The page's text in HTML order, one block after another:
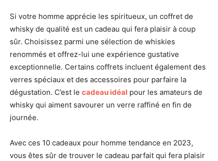
Si votre homme apprécie les spiritueux, un coffret de
whisky de qualité est un cadeau qui fera plaisir à coup
sûr. Choisissez parmi une sélection de whiskies
renommés et offrez-lui une expérience gustative
exceptionnelle. Certains coffrets incluent également des
verres spéciaux et des accessoires pour parfaire la
dégustation. C’est le cadeau idéal pour les amateurs de
whisky qui aiment savourer un verre raffiné en fin de
journée.
Avec ces 10 cadeaux pour homme tendance en 2023,
vous êtes sûr de trouver le cadeau parfait qui fera plaisir